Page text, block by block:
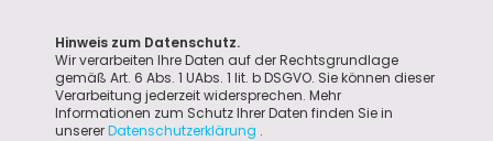
Hinweis zum Datenschutz.
Wir verarbeiten Ihre Daten auf der Rechtsgrundlage
gemäß Art. 6 Abs. 1 UAbs. 1 lit. b DSGVO. Sie können dieser
Verarbeitung jederzeit widersprechen. Mehr
Informationen zum Schutz Ihrer Daten finden Sie in
unsererDatenschutzerklärung .